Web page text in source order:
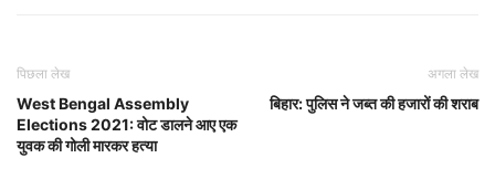
पिछला लेख
West Bengal Assembly
Elections 2021: वोट डालने आए एक
युवक की गोली मारकर हत्या
अगला लेख
बिहार: पुलिस ने जब्त की हजारों की शराब